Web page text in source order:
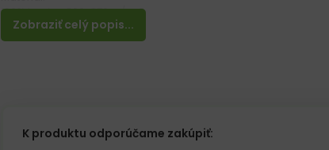
Zobraziť celý popis...
100% bavlna 260-270 g / m2
Vlastnosti:
K produktu odporúčame zakúpiť: